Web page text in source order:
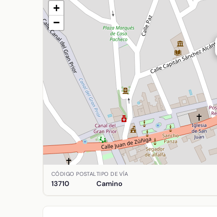
+
−
Ubicación de Valera (De) en Argamasilla de
CÓDIGO POSTAL
13710
TIPO DE VÍA
Camino